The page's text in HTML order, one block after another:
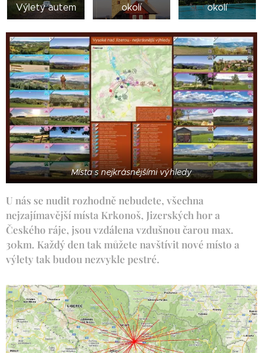
Výlety autem
okolí
okolí
Místa s nejkrásnějšími výhledy
U nás se nudit rozhodně nebudete, všechna
nejzajímavější místa Krkonoš, Jizerských hor a
Českého ráje, jsou vzdálena vzdušnou čarou max.
30km. Každý den tak můžete navštívit nové místo a
výlety tak budou nezvykle pestré.